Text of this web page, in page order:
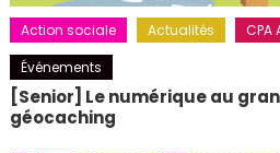
Action sociale Actualités
CPA
Événements
[Senior] Le numérique au
géocaching